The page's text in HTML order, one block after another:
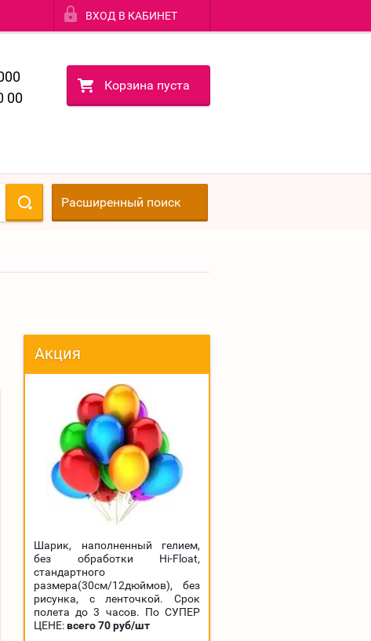
ВХОД В КАБИНЕТ
00
Корзина пуста
Расширенный поиск
Акция
Шарик, наполненный гелием,
без обработки Hi-Float,
стандартного
размера(30см/12дюймов), без
рисунка, с ленточкой. Срок
полета до 3 часов. По СУПЕР
ЦЕНЕ:всего 70 руб/шт